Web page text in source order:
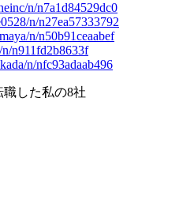
n/n7a1d84529dc0
n/n27ea57333792
n/n50b91ceaabef
n/n911fd2b8633f
n/nfc93adaab496
職した私の8社